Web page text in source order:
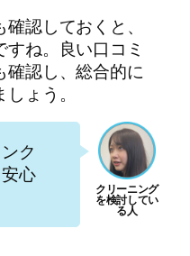
認しておくと、
ね。良い口コミ
確認し、総合的に
ょう。
ク
心